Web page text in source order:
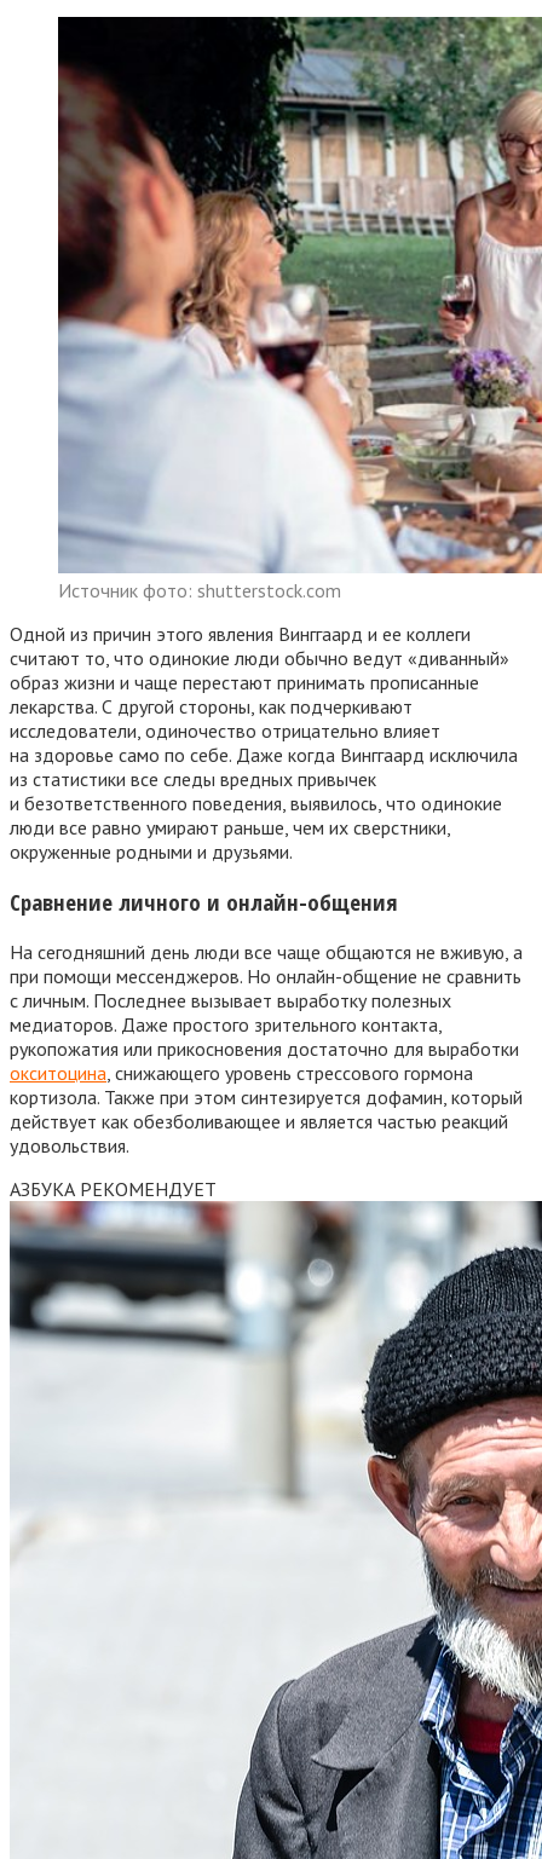
Источник фото: shutterstock.com
Одной из причин этого явления Винггаард и ее коллеги
считают то, что одинокие люди обычно ведут «диванный»
образ жизни и чаще перестают принимать прописанные
лекарства. С другой стороны, как подчеркивают
исследователи, одиночество отрицательно влияет
на здоровье само по себе. Даже когда Винггаард исключила
из статистики все следы вредных привычек
и безответственного поведения, выявилось, что одинокие
люди все равно умирают раньше, чем их сверстники,
окруженные родными и друзьями.
Сравнение личного и онлайн-общения
На сегодняшний день люди все чаще общаются не вживую, а
при помощи мессенджеров. Но онлайн-общение не сравнить
с личным. Последнее вызывает выработку полезных
медиаторов. Даже простого зрительного контакта,
рукопожатия или прикосновения достаточно для выработки
окситоцина , снижающего уровень стрессового гормона
кортизола. Также при этом синтезируется дофамин, который
действует как обезболивающее и является частью реакций
удовольствия.
АЗБУКА РЕКОМЕНДУЕТ